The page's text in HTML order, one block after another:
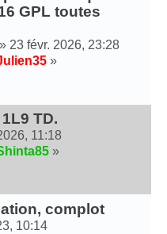
GPL toutes
» 23 févr. 2026, 23:28
»
TD.
11:18
»
complot
10:14